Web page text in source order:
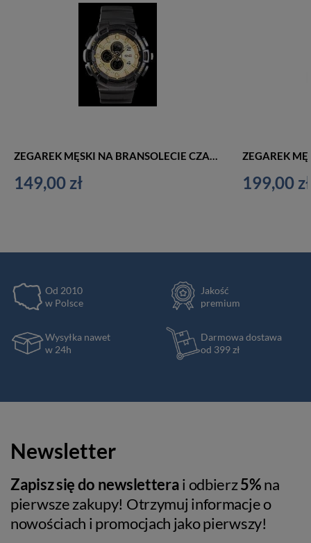
ZEGAREK MĘSKI NA BRANSOLECIE CZARNO ZŁOTY OCEANIC AD0935 - MULTITIME - WR100 (ze028a)
149,00 zł 199,00 zł
Od 2010
w Polsce
Jakość
premium
Wysyłka nawet
w 24h
Darmowa dostawa
od 399 zł
Newsletter
Zapisz się do newsletterai odbierz5%na
pierwsze zakupy! Otrzymuj informacje o
nowościach i promocjach jako pierwszy!